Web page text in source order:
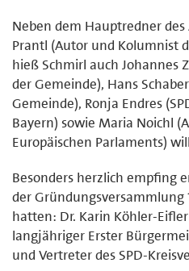
Neben dem Hauptredner
Prantl (Autor und Kolumnist
hieß Schmirl auch Johannes
der Gemeinde), Hans
Gemeinde), Ronja Endres
Bayern) sowie Maria Noichl
Europäischen Parlaments)
Besonders herzlich empfing
der Gründungsversammlung
hatten: Dr. Karin Köhler-
langjähriger Erster
und Vertreter des SPD-